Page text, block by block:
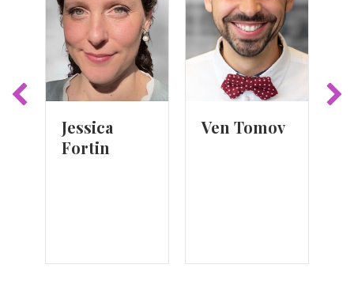
Jessica
Fortin
Ven Tomov